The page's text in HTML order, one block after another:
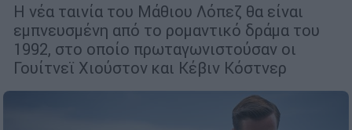
Η νέα ταινία του Μάθιου Λόπεζ θα είναι
εμπνευσμένη από το ρομαντικό δράμα του
1992, στο οποίο πρωταγωνιστούσαν οι
Γουίτνεϊ Χιούστον και Κέβιν Κόστνερ